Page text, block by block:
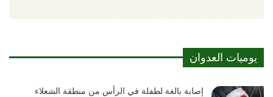
يوميات العدوان
إصابة بالغة لطفلة في الرأس من منطقة الشعلاء